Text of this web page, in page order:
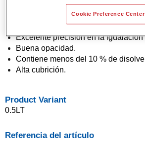
Pintura base agua.
Aplicación en un solo paso (técnica
Fácil de difuminar.
Excelente precisión en la igualación
Buena opacidad.
Contiene menos del 10 % de
Alta cubrición.
Product Variant
0.5LT
Referencia del artículo
Cookie Preference Center